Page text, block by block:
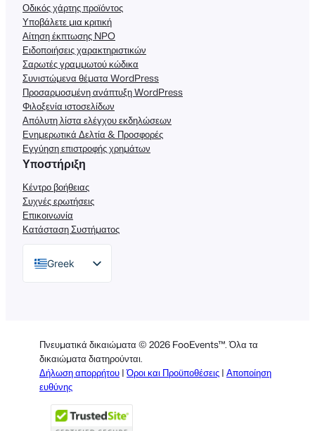
Οδικός χάρτης προϊόντος
Υποβάλετε μια κριτική
Αίτηση έκπτωσης NPO
Ειδοποιήσεις χαρακτηριστικών
Σαρωτές γραμμωτού κώδικα
Συνιστώμενα θέματα WordPress
Προσαρμοσμένη ανάπτυξη WordPress
Φιλοξενία ιστοσελίδων
Απόλυτη λίστα ελέγχου εκδηλώσεων
Ενημερωτικά Δελτία & Προσφορές
Εγγύηση επιστροφής χρημάτων
Υποστήριξη
Κέντρο βοήθειας
Συχνές ερωτήσεις
Επικοινωνία
Κατάσταση Συστήματος
Greek
Spanish
Italian
Portuguese
French
Πνευματικά δικαιώματα © 2026 FooEvents™. Όλα τα
δικαιώματα διατηρούνται.
Δήλωση απορρήτου |Όροι και Προϋποθέσεις | Αποποίηση
ευθύνης